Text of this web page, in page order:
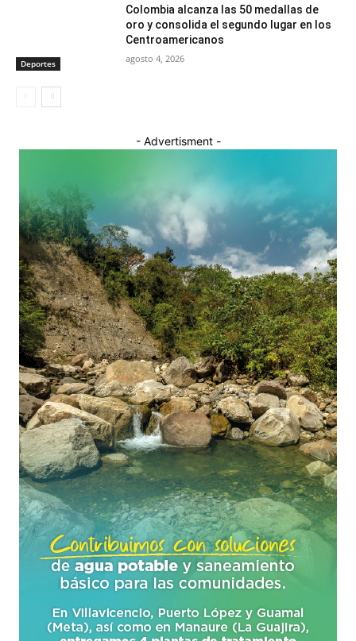
Deportes
Colombia alcanza las 50 medallas de
oro y consolida el segundo lugar en los
Centroamericanos
agosto 4, 2026
- Advertisment -